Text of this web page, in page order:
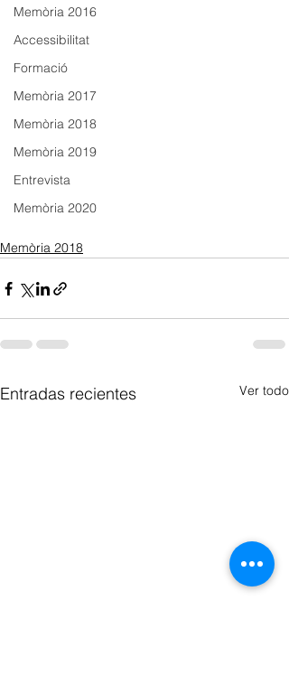
Memòria 2016
Accessibilitat
Formació
Memòria 2017
Memòria 2018
Memòria 2019
Entrevista
Memòria 2020
Memòria 2018
Entradas recientes Ver todo